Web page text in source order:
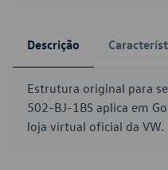
Descrição
Estrutura original para
502-BJ-1BS aplica em
loja virtual oficial da VW.